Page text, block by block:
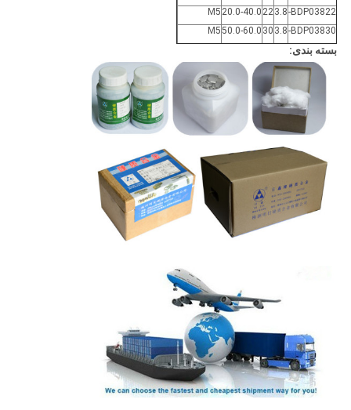
BDP03822-
3.8
22
20.0-40.0
M5
BDP03830-
3.8
30
50.0-60.0
M5
بسته بندی: